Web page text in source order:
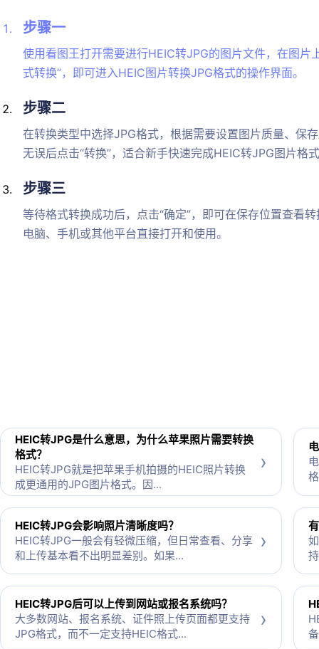
步骤一
使用看图王打开需要进行HEIC转JPG的图片文件，在图片
式转换”，即可进入HEIC图片转换JPG格式的操作界面。
步骤二
在转换类型中选择JPG格式，根据需要设置图片质量、保
无误后点击“转换”，适合新手快速完成HEIC转JPG图片格
步骤三
等待格式转换成功后，点击“确定”，即可在保存位置查看
电脑、手机或其他平台直接打开和使用。
HEIC转JPG是什么意思，为什么苹果照片需要转换
格式？
HEIC转JPG就是把苹果手机拍摄的HEIC照片转换
成更通用的JPG图片格式。因...
›
HEIC转JPG会影响照片清晰度吗？
HEIC转JPG一般会有轻微压缩，但日常查看、分享
和上传基本看不出明显差别。如果...
›
HEIC转JPG后可以上传到网站或报名系统吗？
大多数网站、报名系统、证件照上传页面都更支持
JPG格式，而不一定支持HEIC格式...
›